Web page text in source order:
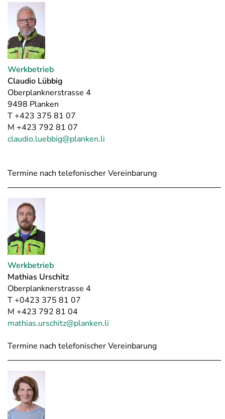
Werkbetrieb
Claudio Lübbig
Oberplanknerstrasse 4
9498 Planken
T +423 375 81 07
M +423 792 81 07
claudio.luebbig@planken.li
Termine nach telefonischer Vereinbarung
Werkbetrieb
Mathias Urschitz
Oberplanknerstrasse 4
T +0423 375 81 07
M +423 792 81 04
mathias.urschitz@planken.li
Termine nach telefonischer Vereinbarung